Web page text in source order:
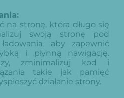
na stronę, która długo się
swoją stronę pod
aby zapewnić
i płynną nawigację.
zminimalizuj kod i
takie jak pamięć
działanie strony.